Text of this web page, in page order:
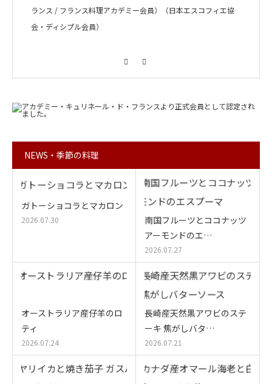
ランス / フランス料理アカデミー会員）（日本エスコフィエ協
会・ディシプル会員）
NEWS・季節の料理
ガトーショコラとマカロン
2026.07.30
南国フルーツとココナッツ
アーモンドのエ…
2026.07.27
オーストラリア産仔羊のロ
ティ
2026.07.24
長崎産天然黒アワビのステ
ーキ 焦がしバタ…
2026.07.21